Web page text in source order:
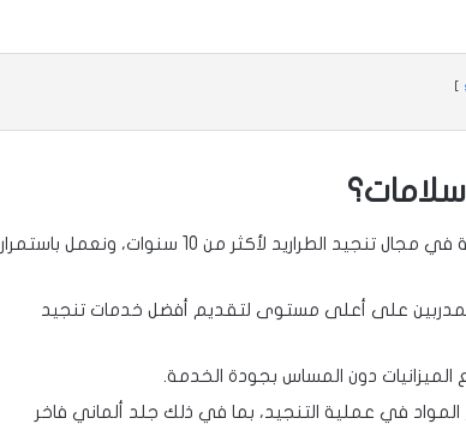
تمتلك ورشة سلامات خبرة واسعة في مجال تنجيد الطراريد لأكثر من 10 سنوات، ونعمل باستمرار
على أعلى مستوى لتقديم أفضل خدمات تنجيد
دون المساس بجودة الخدمة.
في عملية التنجيد، بما في ذلك جلد ألماني فاخر